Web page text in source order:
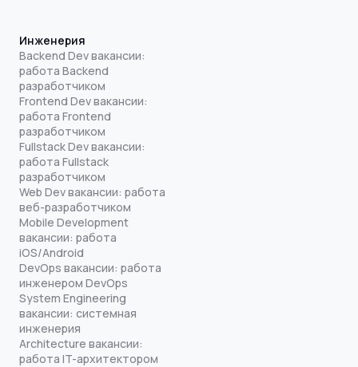
Инженерия
Backend Dev вакансии:
работа Backend
разработчиком
Frontend Dev вакансии:
работа Frontend
разработчиком
Fullstack Dev вакансии:
работа Fullstack
разработчиком
Web Dev вакансии: работа
веб-разработчиком
Mobile Development
вакансии: работа
iOS/Android
DevOps вакансии: работа
инженером DevOps
System Engineering
вакансии: системная
инженерия
Architecture вакансии:
работа IT-архитектором